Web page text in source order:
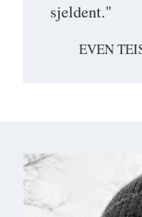
sjeldent."
EVEN